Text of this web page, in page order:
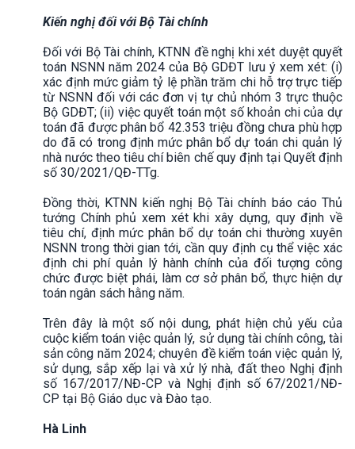
Kiến nghị đối với Bộ Tài chính
Đối với Bộ Tài chính, KTNN đề nghị khi xét duyệt quyết
toán NSNN năm 2024 của Bộ GDĐT lưu ý xem xét: (i)
xác định mức giảm tỷ lệ phần trăm chi hỗ trợ trực tiếp
từ NSNN đối với các đơn vị tự chủ nhóm 3 trực thuộc
Bộ GDĐT; (ii) việc quyết toán một số khoản chi của dự
toán đã được phân bổ 42.353 triệu đồng chưa phù hợp
do đã có trong định mức phân bổ dự toán chi quản lý
nhà nước theo tiêu chí biên chế quy định tại Quyết định
số 30/2021/QĐ-TTg.
Đồng thời, KTNN kiến nghị Bộ Tài chính báo cáo Thủ
tướng Chính phủ xem xét khi xây dựng, quy định về
tiêu chí, định mức phân bổ dự toán chi thường xuyên
NSNN trong thời gian tới, cần quy định cụ thể việc xác
định chi phí quản lý hành chính của đối tượng công
chức được biệt phái, làm cơ sở phân bổ, thực hiện dự
toán ngân sách hằng năm.
Trên đây là một số nội dung, phát hiện chủ yếu của
cuộc kiểm toán việc quản lý, sử dụng tài chính công, tài
sản công năm 2024; chuyên đề kiểm toán việc quản lý,
sử dụng, sắp xếp lại và xử lý nhà, đất theo Nghị định
số 167/2017/NĐ-CP và Nghị định số 67/2021/NĐ-
CP tại Bộ Giáo dục và Đào tạo.
Hà Linh